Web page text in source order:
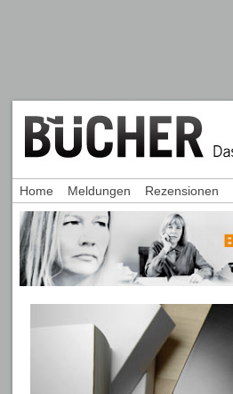
Home Meldungen Rezensionen